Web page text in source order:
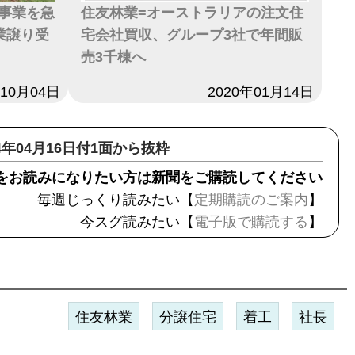
業を急
譲り受
月04日
住友林業=オーストラリアの注文住
宅会社買収、グループ3社で年間販
売3千棟へ
2020年01月14日
04月16日付1面から抜粋
お読みになりたい方は新聞をご購読してください
毎週じっくり読みたい【 定期購読のご案内 】
今スグ読みたい【 電子版で購読する 】
住友林業 分譲住宅 着工 社長